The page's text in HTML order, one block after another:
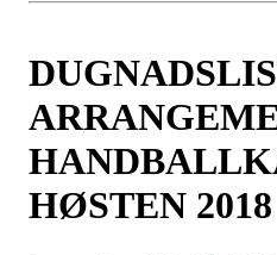
HØSTEN 2018